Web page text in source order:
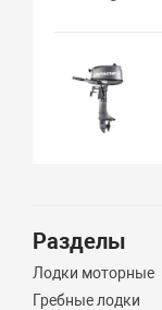
Разделы
Лодки моторные
Гребные лодки